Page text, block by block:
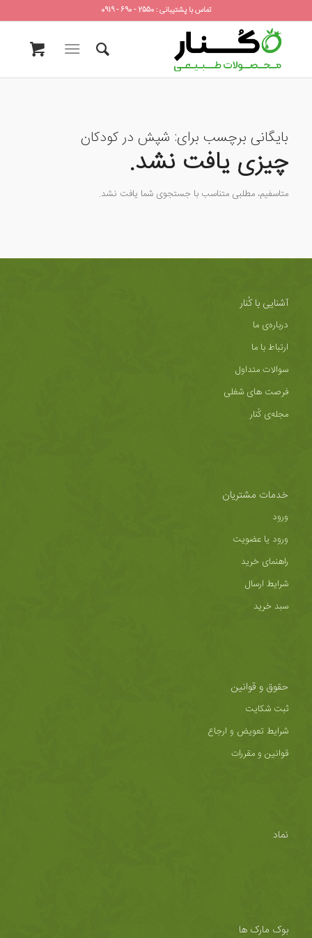
تماس با پشتیبانی : 2550 - 690 - 0919
بایگانی برچسب برای: شپش در کودکان
چیزی یافت نشد.
متاسفیم، مطلبی متناسب با جستجوی شما یافت نشد.
آشنایی با کُنار
درباره‌ی ما
ارتباط با ما
سوالات متداول
فرصت های شغلی
مجله‌ی کُنار
خدمات مشتریان
ورود
ورود یا عضویت
راهنمای خرید
شرایط ارسال
سبد خرید
حقوق و قوانین
ثبت شکایت
شرایط تعویض و ارجاع
قوانین و مقررات
نماد
بوک مارک ها